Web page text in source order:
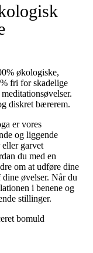
økologiske,
fri for skadelige
diskret bærerem.
er vores
og liggende
garvet
du med en
om at udføre dine
øvelser. Når du
i benene og
stillinger.
bomuld